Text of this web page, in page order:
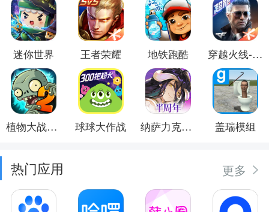
迷你世界 王者荣耀 地铁跑酷 穿越火线-枪战王者
植物大战僵尸2 球球大作战 纳萨力克之王 盖瑞模组
热门应用 更多